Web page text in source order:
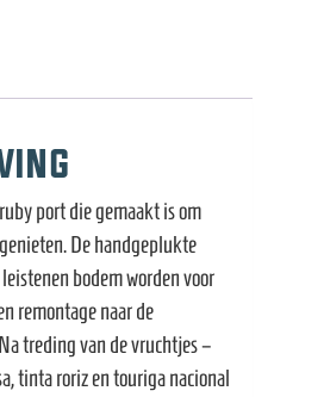
port die gemaakt is om
De handgeplukte
bodem worden voor
remontage naar de
treding van de vruchtjes –
tinta roriz en touriga nacional